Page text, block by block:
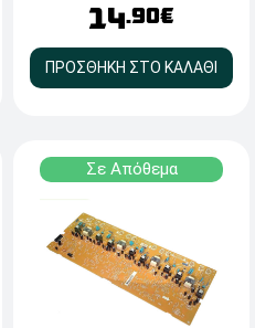
14.90€
ΠΡΟΣΘΗΚΗ ΣΤΟ ΚΑΛΑΘΙ
Σε Απόθεμα